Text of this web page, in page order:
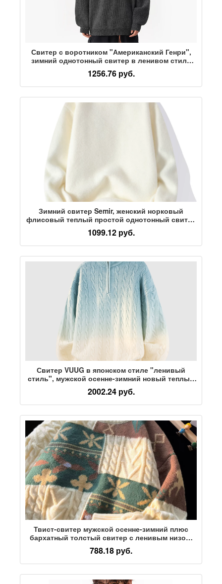
Свитер с воротником "Американский Генри",
зимний однотонный свитер в ленивом стиле
для мужчин и женщин, свободный спортивный
топ бренда tide
1256.76 руб.
Зимний свитер Semir, женский норковый
флисовый теплый простой однотонный свитер
с внутренним полувысоким воротником,
женский свитер
1099.12 руб.
Свитер VUUG в японском стиле "ленивый
стиль", мужской осенне-зимний новый теплый
свитер с градиентным рисунком для мальчиков
2002.24 руб.
Твист-свитер мужской осенне-зимний плюс
бархатный толстый свитер с ленивым низом,
сшитый в стиле ретро, теплая одежда из
свободных нитей
788.18 руб.